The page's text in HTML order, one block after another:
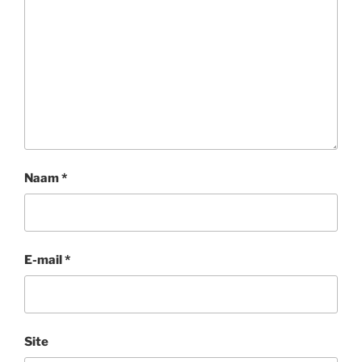
Naam*
E-mail*
Site